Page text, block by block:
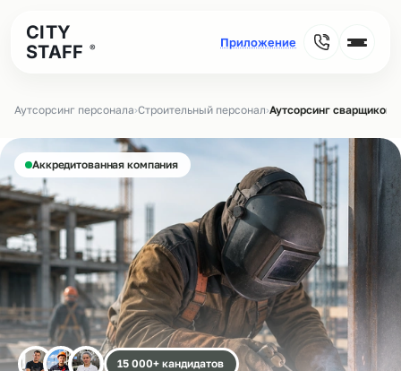
CITY
STAFF
®
Аутсорсинг персонала›Строительный персонал›Аутсорсинг сварщиков
Аккредитованная компания
15 000+ кандидатов